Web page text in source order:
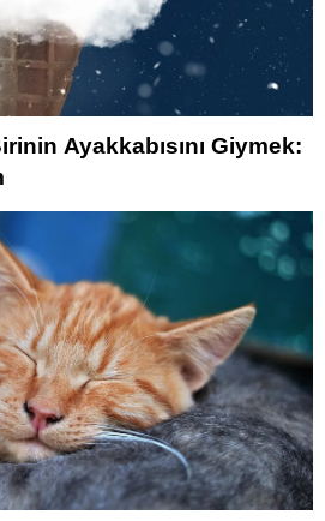
Ayakkabısını Giymek: